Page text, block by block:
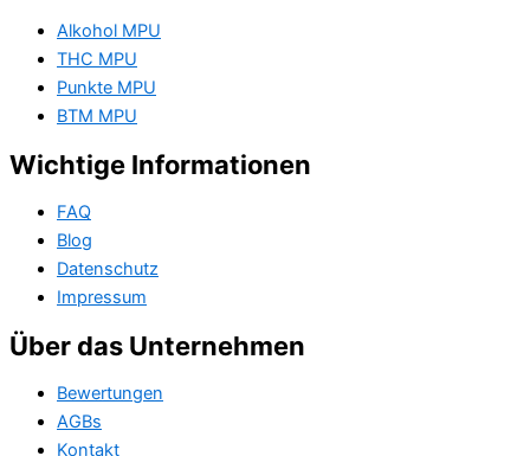
Alkohol MPU
THC MPU
Punkte MPU
BTM MPU
Wichtige Informationen
FAQ
Blog
Datenschutz
Impressum
Über das Unternehmen
Bewertungen
AGBs
Kontakt